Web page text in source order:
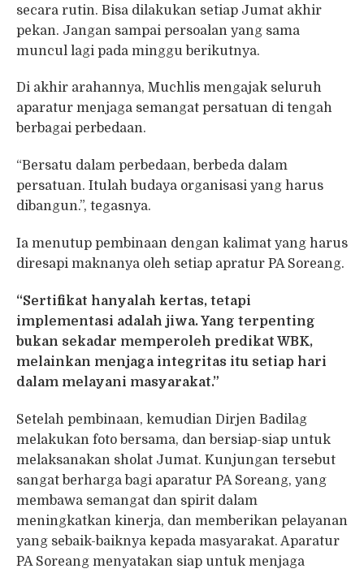
secara rutin. Bisa dilakukan setiap Jumat akhir
pekan. Jangan sampai persoalan yang sama
muncul lagi pada minggu berikutnya.
Di akhir arahannya, Muchlis mengajak seluruh
aparatur menjaga semangat persatuan di tengah
berbagai perbedaan.
“Bersatu dalam perbedaan, berbeda dalam
persatuan. Itulah budaya organisasi yang harus
dibangun.”, tegasnya.
Ia menutup pembinaan dengan kalimat yang harus
diresapi maknanya oleh setiap apratur PA Soreang.
“Sertifikat hanyalah kertas, tetapi
implementasi adalah jiwa. Yang terpenting
bukan sekadar memperoleh predikat WBK,
melainkan menjaga integritas itu setiap hari
dalam melayani masyarakat.”
Setelah pembinaan, kemudian Dirjen Badilag
melakukan foto bersama, dan bersiap-siap untuk
melaksanakan sholat Jumat. Kunjungan tersebut
sangat berharga bagi aparatur PA Soreang, yang
membawa semangat dan spirit dalam
meningkatkan kinerja, dan memberikan pelayanan
yang sebaik-baiknya kepada masyarakat. Aparatur
PA Soreang menyatakan siap untuk menjaga